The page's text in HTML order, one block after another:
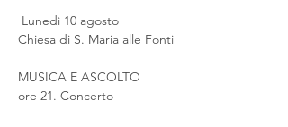
Lunedì 10 agosto
Chiesa di S. Maria alle Fonti
MUSICA E ASCOLTO
ore 21. Concerto